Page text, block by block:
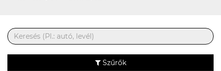
Szűrők